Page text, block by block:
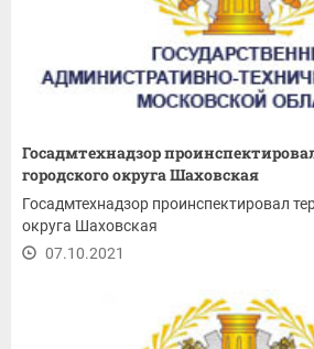
Госадмтехнадзор
городского округа Шаховская
Госадмтехнадзор проинспектировал
округа Шаховская
07.10.2021